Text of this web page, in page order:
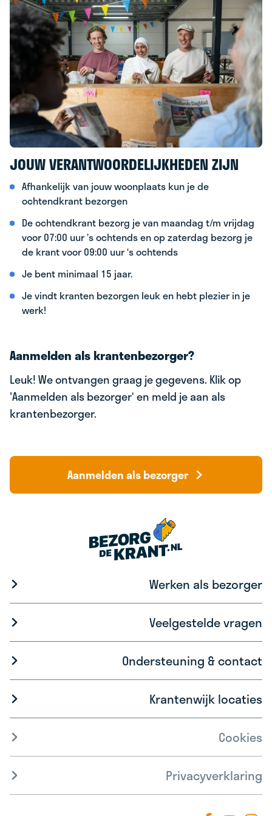
JOUW VERANTWOORDELIJKHEDEN ZIJN
Afhankelijk van jouw woonplaats kun je de
ochtendkrant bezorgen
De ochtendkrant bezorg je van maandag t/m vrijdag
voor 07:00 uur ’s ochtends en op zaterdag bezorg je
de krant voor 09:00 uur ‘s ochtends
Je bent minimaal 15 jaar.
Je vindt kranten bezorgen leuk en hebt plezier in je
werk!
Aanmelden als krantenbezorger?
Leuk! We ontvangen graag je gegevens. Klik op
'Aanmelden als bezorger‘ en meld je aan als
krantenbezorger.
Aanmelden als bezorger
Werken als bezorger
Veelgestelde vragen
Ondersteuning & contact
Krantenwijk locaties
Cookies
Privacyverklaring